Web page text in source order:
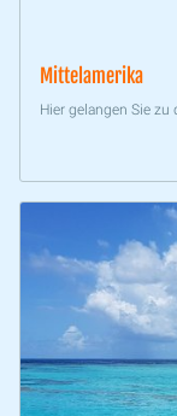
Mittelamerika
Hier gelangen Sie zu